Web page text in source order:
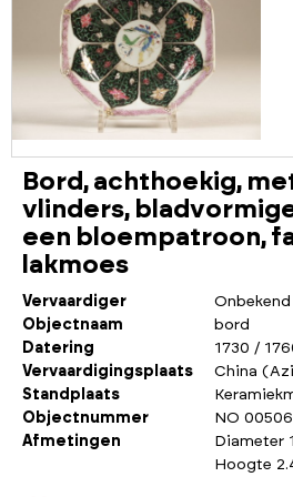
Bord, achthoekig,
vlinders,
een bloempatroon,
lakmoes
Vervaardiger
Onbekend
Objectnaam
bord
Datering
1730 /
Vervaardigingsplaats
China
Standplaats
Objectnummer
NO 00506
Afmetingen
Diameter
Hoogte